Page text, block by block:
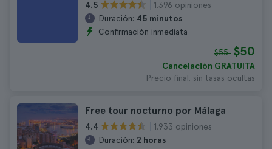
4.5
1.396 opiniones
Duración: 45 minutos
Confirmación inmediata
$55 $50
Cancelación GRATUITA
Precio final, sin tasas ocultas
Free tour nocturno por Málaga
4.4
1.933 opiniones
Duración: 2 horas